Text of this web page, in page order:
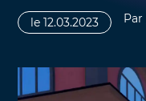
le 12.03.2023 Par